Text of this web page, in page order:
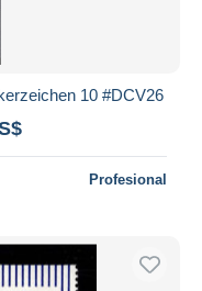
10 #DCV26
Profesional